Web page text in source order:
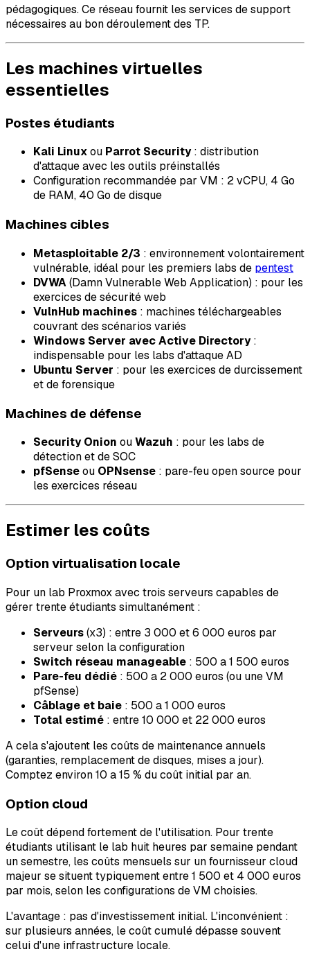
pédagogiques. Ce réseau fournit les services de support
nécessaires au bon déroulement des TP.
Les machines virtuelles
essentielles
Postes étudiants
Kali Linuxou Parrot Security: distribution
d'attaque avec les outils préinstallés
Configuration recommandée par VM : 2 vCPU, 4 Go
de RAM, 40 Go de disque
Machines cibles
Metasploitable 2/3 : environnement volontairement
vulnérable, idéal pour les premiers labs de pentest
DVWA(Damn Vulnerable Web Application) : pour les
exercices de sécurité web
VulnHub machines : machines téléchargeables
couvrant des scénarios variés
Windows Server avec Active Directory:
indispensable pour les labs d'attaque AD
Ubuntu Server : pour les exercices de durcissement
et de forensique
Machines de défense
Security Onion ouWazuh : pour les labs de
détection et de SOC
pfSenseou OPNsense : pare-feu open source pour
les exercices réseau
Estimer les coûts
Option virtualisation locale
Pour un lab Proxmox avec trois serveurs capables de
gérer trente étudiants simultanément :
Serveurs(x3) : entre 3 000 et 6 000 euros par
serveur selon la configuration
Switch réseau manageable : 500 a 1 500 euros
Pare-feu dédié : 500 a 2 000 euros (ou une VM
pfSense)
Câblage et baie : 500 a 1 000 euros
Total estimé : entre 10 000 et 22 000 euros
A cela s'ajoutent les coûts de maintenance annuels
(garanties, remplacement de disques, mises a jour).
Comptez environ 10 a 15 % du coût initial par an.
Option cloud
Le coût dépend fortement de l'utilisation. Pour trente
étudiants utilisant le lab huit heures par semaine pendant
un semestre, les coûts mensuels sur un fournisseur cloud
majeur se situent typiquement entre 1 500 et 4 000 euros
par mois, selon les configurations de VM choisies.
L'avantage : pas d'investissement initial. L'inconvénient :
sur plusieurs années, le coût cumulé dépasse souvent
celui d'une infrastructure locale.